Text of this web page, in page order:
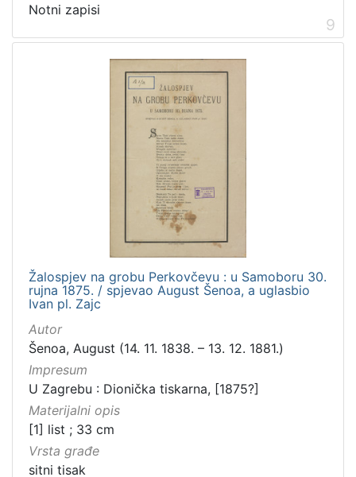
Notni zapisi
9
Žalospjev na grobu Perkovčevu : u Samoboru 30.
rujna 1875. / spjevao August Šenoa, a uglasbio
Ivan pl. Zajc
Autor
Šenoa, August (14. 11. 1838. – 13. 12. 1881.)
Impresum
U Zagrebu : Dionička tiskarna, [1875?]
Materijalni opis
[1] list ; 33 cm
Vrsta građe
sitni tisak